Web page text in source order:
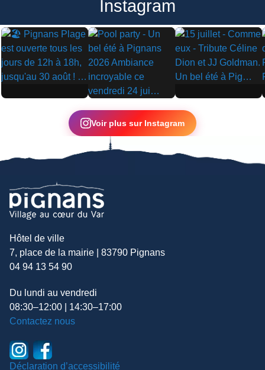
Instagram
▶
▶
▶
Voir plus sur Instagram
Hôtel de ville
7, place de la mairie | 83790 Pignans
04 94 13 54 90
Du lundi au vendredi
08:30–12:00 | 14:30–17:00
Contactez nous
Déclaration d’accessibilité